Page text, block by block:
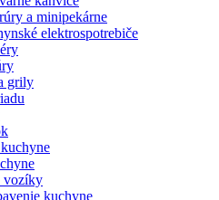
a minipekárne
elektrospotrebiče
grily
vozíky
kuchyne